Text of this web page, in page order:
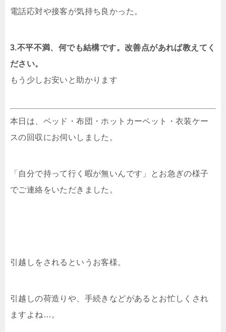
電話応対や接客が気持ち良かった。
3.不平不満、何でも結構です。改善点があれば教えてく
ださい。
もう少しお安いと助かります
本日は、ベッド・布団・ホットカーペット・衣装ケー
スの回収にお伺いしました。
「自分で持って行く暇が無いんです」とお急ぎの様子
でご連絡をいただきました。
引越しをされるというお客様。
引越しの荷造りや、手続きなどがあるとお忙しくされ
ますよね…。